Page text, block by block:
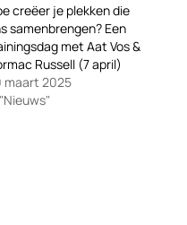
creëer je plekken die
samenbrengen? Een
met Aat Vos &
Russell (7 april)
maart 2025